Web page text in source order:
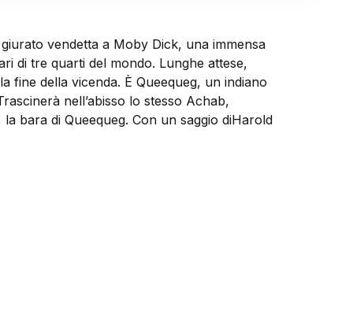
vendetta a Moby Dick, una immensa
di tre quarti del mondo. Lunghe attese,
fine della vicenda. È Queequeg, un indiano
nell’abisso lo stesso Achab,
bara di Queequeg. Con un saggio diHarold